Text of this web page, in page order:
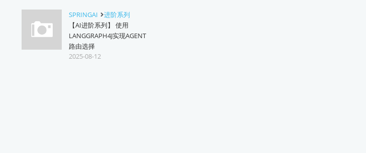
SPRINGAI
进阶系列
【AI进阶系列】 使用
LANGGRAPH4J实现AGENT
路由选择
2025-08-12